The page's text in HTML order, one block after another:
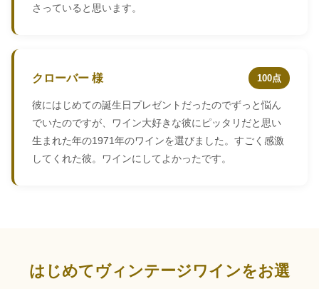
さっていると思います。
クローバー 様 100点
彼にはじめての誕生日プレゼントだったのでずっと悩ん
でいたのですが、ワイン大好きな彼にピッタリだと思い
生まれた年の1971年のワインを選びました。すごく感激
してくれた彼。ワインにしてよかったです。
はじめてヴィンテージワインをお選